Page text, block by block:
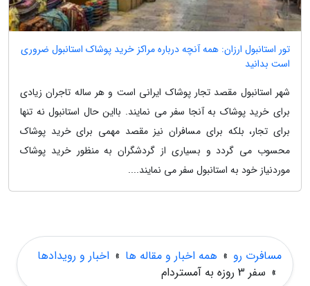
تور استانبول ارزان: همه آنچه درباره مراکز خرید پوشاک استانبول ضروری
است بدانید
شهر استانبول مقصد تجار پوشاک ایرانی است و هر ساله تاجران زیادی
برای خرید پوشاک به آنجا سفر می نمایند. بااین حال استانبول نه تنها
برای تجار، بلکه برای مسافران نیز مقصد مهمی برای خرید پوشاک
محسوب می گردد و بسیاری از گردشگران به منظور خرید پوشاک
موردنیاز خود به استانبول سفر می نمایند....
مسافرت رو » همه اخبار و مقاله ها » اخبار و رویدادها
» سفر 3 روزه به آمستردام